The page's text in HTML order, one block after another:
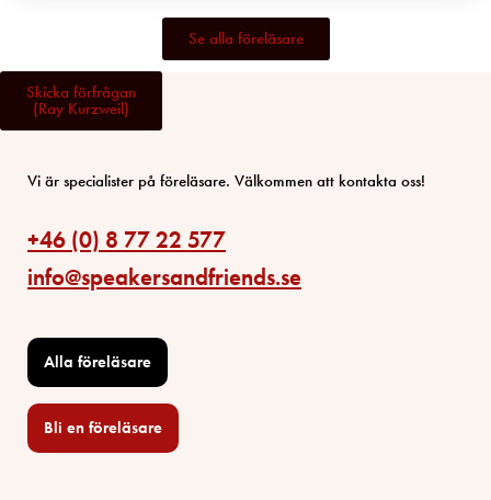
Se alla föreläsare
Skicka förfrågan
(Ray Kurzweil)
Vi är specialister på föreläsare. Välkommen att kontakta oss!
+46 (0) 8 77 22 577
info@speakersandfriends.se
Alla föreläsare
Bli en föreläsare​